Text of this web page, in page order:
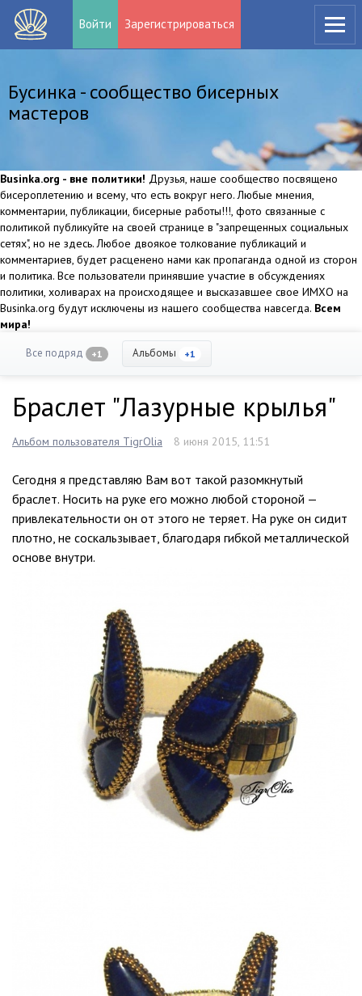
Войти Зарегистрироваться
Бусинка - сообщество бисерных
мастеров
Businka.org - вне политики! Друзья, наше сообщество посвящено
бисероплетению и всему, что есть вокруг него. Любые мнения,
комментарии, публикации, бисерные работы!!!, фото связанные с
политикой публикуйте на своей странице в "запрещенных социальных
сетях", но не здесь. Любое двоякое толкование публикаций и
комментариев, будет расценено нами как пропаганда одной из сторон
и политика. Все пользователи принявшие участие в обсуждениях
политики, холиварах на происходящее и высказавшее свое ИМХО на
Businka.org будут исключены из нашего сообщества навсегда. Всем
мира!
Все подряд +1 Альбомы +1
Браслет "Лазурные крылья"
Альбом пользователя TigrOlia 8 июня 2015, 11:51
Сегодня я представляю Вам вот такой разомкнутый
браслет. Носить на руке его можно любой стороной —
привлекательности он от этого не теряет. На руке он сидит
плотно, не соскальзывает, благодаря гибкой металлической
основе внутри.